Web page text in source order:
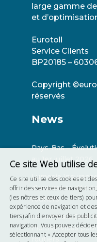
large gamme
et
Eurotoll
Service Clients
BP20185 –
Copyright
réservés
News
Pays-Bas –
au 1er juillet 2026
Lumesia
d’assurance
routiers
La Lumesia Card,
multiservices
routiers
Ce site Web utilise
Ce site utilise des cookies et
offrir des services de
(les nôtres et ceux de tiers)
expérience de navigation et
tiers) afin d'envoyer des
navigation. Vous pouvez
sélectionnant « Accepter tous